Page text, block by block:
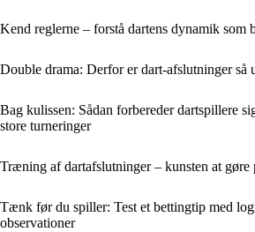
Kend reglerne – forstå dartens dynamik som
Double drama: Derfor er dart-afslutninger så
Bag kulissen: Sådan forbereder dartspillere
store turneringer
Træning af dartafslutninger – kunsten at
Tænk før du spiller: Test et bettingtip med
observationer